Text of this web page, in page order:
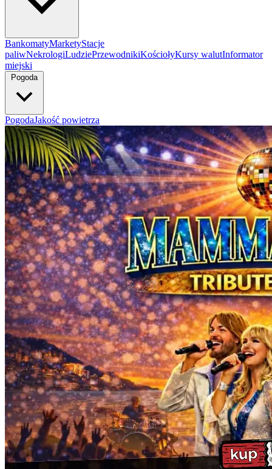
BankomatyMarketyStacje
paliwNekrologiLudziePrzewodnikiKościołyKursy walutInformator
miejski
Pogoda
PogodaJakość powietrza